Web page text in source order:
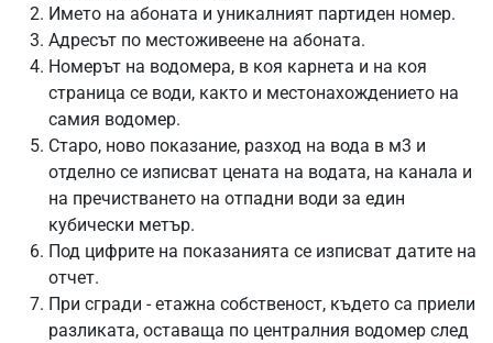
Името на абоната и уникалният партиден номер.
Адресът по местоживеене на абоната.
Номерът на водомера, в коя карнета и на коя
страница се води, както и местонахождението на
самия водомер.
Старо, ново показание, разход на вода в м3 и
отделно се изписват цената на водата, на канала и
на пречистването на отпадни води за един
кубически метър.
Под цифрите на показанията се изписват датите на
отчет.
При сгради - етажна собственост, където са приели
разликата, оставаща по централния водомер след